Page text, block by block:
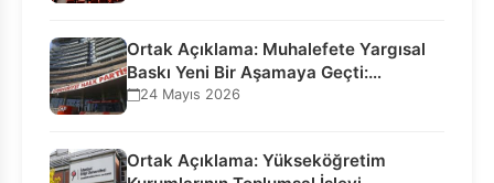
Ortak Açıklama: Muhalefete Yargısal
Baskı Yeni Bir Aşamaya Geçti:
Seçilmiş…
24 Mayıs 2026
Ortak Açıklama: Yükseköğretim